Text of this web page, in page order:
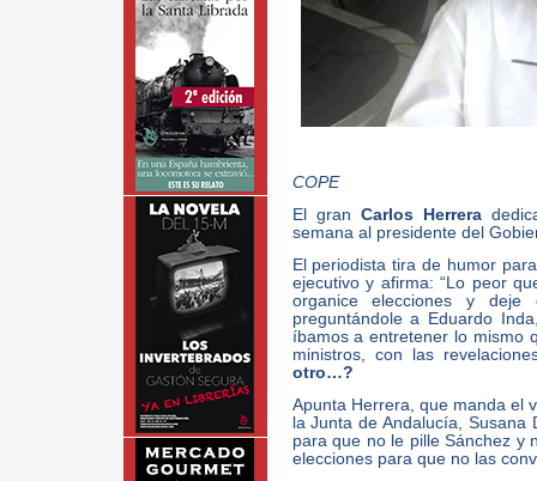
COPE
El gran Carlos Herrera
semana al presidente del
El periodista tira de humor
ejecutivo y afirma: “Lo peor
organice elecciones y
preguntándole a Eduardo
íbamos a entretener lo mismo
ministros, con las
otro…?
Apunta Herrera, que manda el
la Junta de Andalucía, Susana
para que no le pille Sánchez y
elecciones para que no las